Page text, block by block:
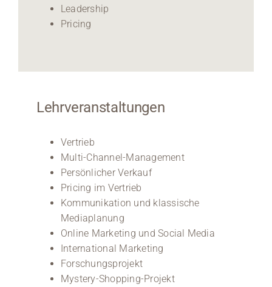
Leadership
Pricing
Lehrveranstaltungen
Vertrieb
Multi-Channel-Management
Persönlicher Verkauf
Pricing im Vertrieb
Kommunikation und klassische
Mediaplanung
Online Marketing und Social Media
International Marketing
Forschungsprojekt
Mystery-Shopping-Projekt